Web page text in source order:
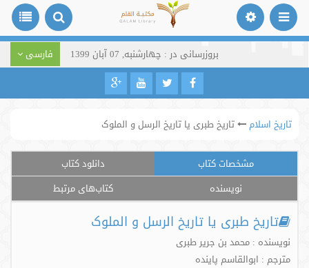
بروزرسانی در : چهارشنبه, 07 آبان 1399 فارسی
تاریخ اسلام تاریخ طبری یا تاریخ الرسل و الملوک
مشخصات کتاب
دانلود کتاب
نویسنده
کتاب‌های مرتبط
تاریخ طبری یا تاریخ الرسل و الملوک
نویسنده : محمد بن جریر طبری
مترجم : ابوالقاسم پاینده